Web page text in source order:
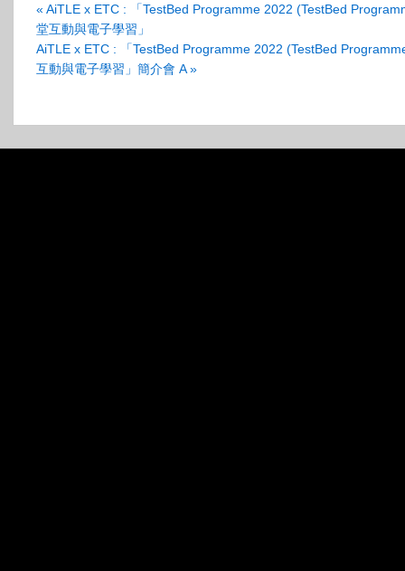
給
朋
友
(在
新
視
窗
分
享
至
Facebook(在
新
視
窗
新
中
開
啟)
印
窗
開
« AiTLE x ETC : 「TestBed Programme 2022 (TestBed
堂互動與電子學習」
AiTLE x ETC : 「TestBed Programme 2022 (TestBed
互動與電子學習」簡介會 A»